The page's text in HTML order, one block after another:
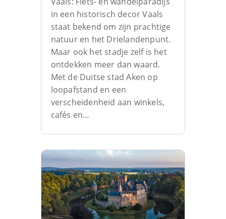
in een historisch decor Vaals
staat bekend om zijn prachtige
natuur en het Drielandenpunt.
Maar ook het stadje zelf is het
ontdekken meer dan waard.
Met de Duitse stad Aken op
loopafstand en een
verscheidenheid aan winkels,
cafés en…